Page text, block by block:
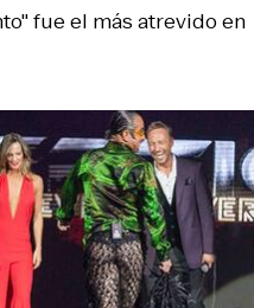
fue el más atrevido en